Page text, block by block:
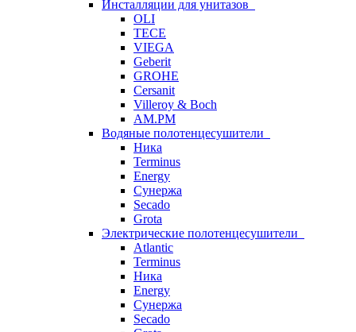
Инсталляции для унитазов
OLI
TECE
VIEGA
Geberit
GROHE
Cersanit
Villeroy & Boch
AM.PM
Водяные полотенцесушители
Ника
Terminus
Energy
Сунержа
Secado
Grota
Электрические полотенцесушители
Atlantic
Terminus
Ника
Energy
Сунержа
Secado